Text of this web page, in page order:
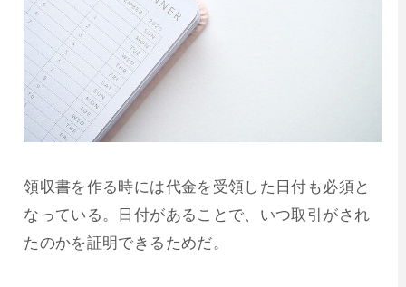
領収書を作る時には代金を受領した日付も必須と
なっている。日付があることで、いつ取引がされ
たのかを証明できるためだ。